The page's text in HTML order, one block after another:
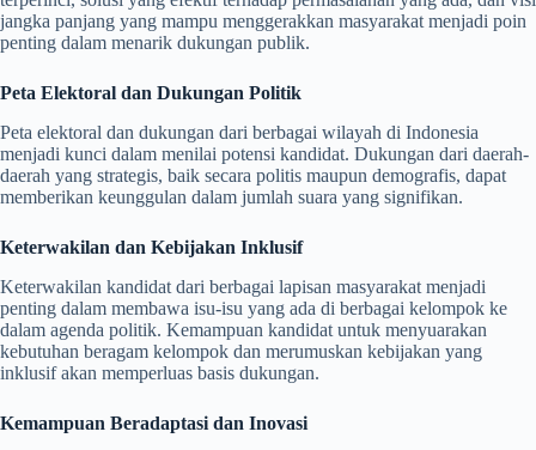
jangka panjang yang mampu menggerakkan masyarakat menjadi poin
penting dalam menarik dukungan publik.
Peta Elektoral dan Dukungan Politik
Peta elektoral dan dukungan dari berbagai wilayah di Indonesia
menjadi kunci dalam menilai potensi kandidat. Dukungan dari daerah-
daerah yang strategis, baik secara politis maupun demografis, dapat
memberikan keunggulan dalam jumlah suara yang signifikan.
Keterwakilan dan Kebijakan Inklusif
Keterwakilan kandidat dari berbagai lapisan masyarakat menjadi
penting dalam membawa isu-isu yang ada di berbagai kelompok ke
dalam agenda politik. Kemampuan kandidat untuk menyuarakan
kebutuhan beragam kelompok dan merumuskan kebijakan yang
inklusif akan memperluas basis dukungan.
Kemampuan Beradaptasi dan Inovasi